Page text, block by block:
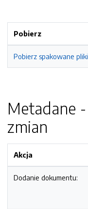
Pobierz
Pobierz spakowane pliki
Metadane
zmian
Akcja
Dodanie dokumentu: